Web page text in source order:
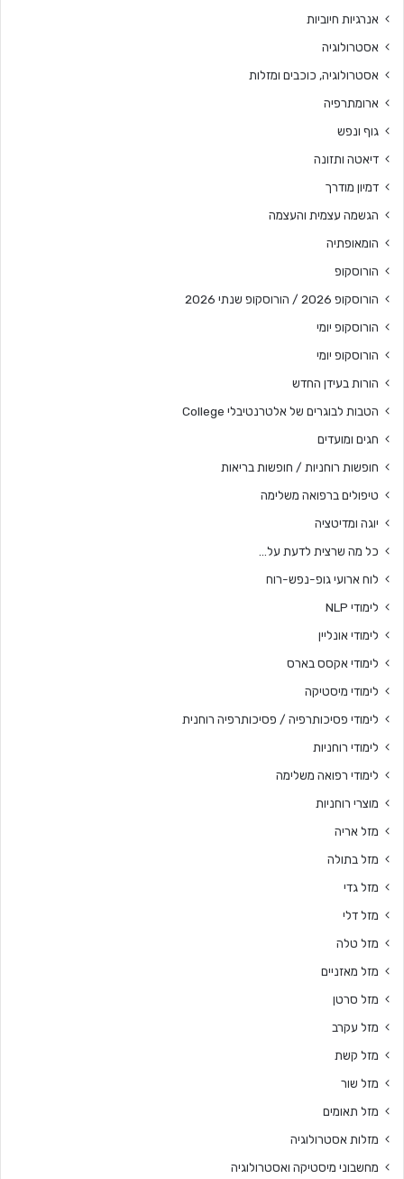
אנרגיות חיוביות
אסטרולוגיה
אסטרולוגיה, כוכבים ומזלות
ארומתרפיה
גוף ונפש
דיאטה ותזונה
דמיון מודרך
הגשמה עצמית והעצמה
הומאופתיה
הורוסקופ
הורוסקופ 2026 / הורוסקופ שנתי 2026
הורוסקופ יומי
הורוסקופ יומי
הורות בעידן החדש
הטבות לבוגרים של אלטרנטיבלי College
חגים ומועדים
חופשות רוחניות / חופשות בריאות
טיפולים ברפואה משלימה
יוגה ומדיטציה
כל מה שרצית לדעת על…
לוח ארועי גופ-נפש-רוח
לימודי NLP
לימודי אונליין
לימודי אקסס בארס
לימודי מיסטיקה
לימודי פסיכותרפיה / פסיכותרפיה רוחנית
לימודי רוחניות
לימודי רפואה משלימה
מוצרי רוחניות
מזל אריה
מזל בתולה
מזל גדי
מזל דלי
מזל טלה
מזל מאזניים
מזל סרטן
מזל עקרב
מזל קשת
מזל שור
מזל תאומים
מזלות אסטרולוגיה
מחשבוני מיסטיקה ואסטרולוגיה